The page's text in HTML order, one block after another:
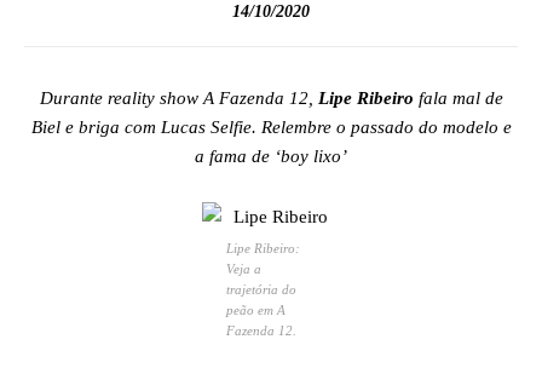
14/10/2020
Durante reality show A Fazenda 12, Lipe Ribeiro fala mal de
Biel e briga com Lucas Selfie. Relembre o passado do modelo e
a fama de ‘boy lixo’
Lipe Ribeiro:
Veja a
trajetória do
peão em A
Fazenda 12